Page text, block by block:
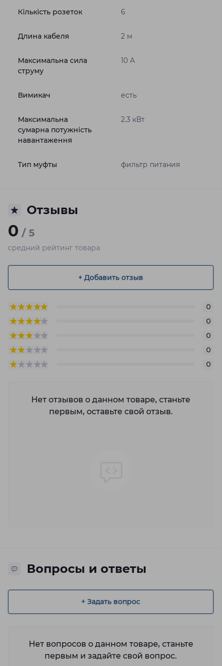
Кількість розеток 6
Длина кабеля 2 м
Максимальна сила
струму
10 А
Вимикач есть
Максимальна
сумарна потужність
навантаження
2.3 кВт
Тип муфты фильтр питания
Отзывы
0 / 5
средний рейтинг товара
+ Добавить отзыв
0
0
0
0
0
Нет отзывов о данном товаре, станьте
первым, оставьте свой отзыв.
Вопросы и ответы
+ Задать вопрос
Нет вопросов о данном товаре, станьте
первым и задайте свой вопрос.